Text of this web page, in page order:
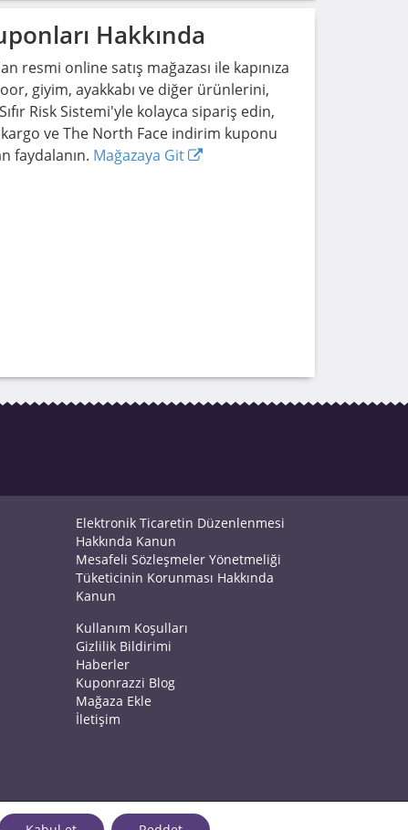
Hakkında
resmi online satış mağazası ile kapınıza
giyim, ayakkabı ve diğer ürünlerini,
Risk Sistemi'yle kolayca sipariş edin,
ve The North Face indirim kuponu
faydalanın. Mağazaya Git
Elektronik Ticaretin Düzenlenmesi
Hakkında Kanun
Mesafeli Sözleşmeler Yönetmeliği
Tüketicinin Korunması Hakkında
Kanun
Kullanım Koşulları
Gizlilik Bildirimi
Haberler
Kuponrazzi Blog
Mağaza Ekle
İletişim